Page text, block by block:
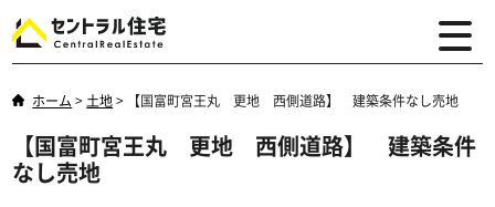
ホーム > 土地> 【国富町宮王丸 更地 西側道路】 建築条件なし売地
【国富町宮王丸 更地 西側道路】 建築条件
なし売地